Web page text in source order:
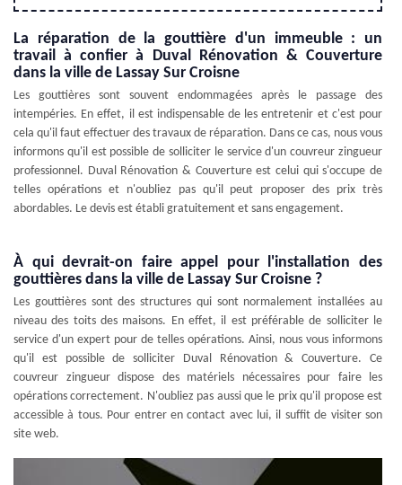
La réparation de la gouttière d'un immeuble : un
travail à confier à Duval Rénovation & Couverture
dans la ville de Lassay Sur Croisne
Les gouttières sont souvent endommagées après le passage des
intempéries. En effet, il est indispensable de les entretenir et c'est pour
cela qu'il faut effectuer des travaux de réparation. Dans ce cas, nous vous
informons qu'il est possible de solliciter le service d'un couvreur zingueur
professionnel. Duval Rénovation & Couverture est celui qui s'occupe de
telles opérations et n'oubliez pas qu'il peut proposer des prix très
abordables. Le devis est établi gratuitement et sans engagement.
À qui devrait-on faire appel pour l'installation des
gouttières dans la ville de Lassay Sur Croisne ?
Les gouttières sont des structures qui sont normalement installées au
niveau des toits des maisons. En effet, il est préférable de solliciter le
service d'un expert pour de telles opérations. Ainsi, nous vous informons
qu'il est possible de solliciter Duval Rénovation & Couverture. Ce
couvreur zingueur dispose des matériels nécessaires pour faire les
opérations correctement. N'oubliez pas aussi que le prix qu'il propose est
accessible à tous. Pour entrer en contact avec lui, il suffit de visiter son
site web.